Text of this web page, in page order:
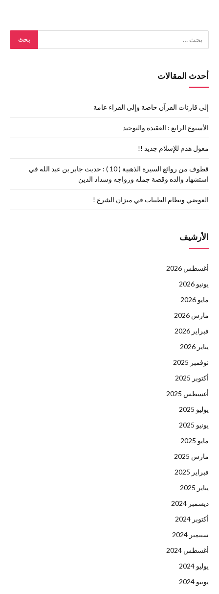
أحدث المقالات
إلى قارئات القرآن خاصة وإلى القراء عامة
الأسبوع الرابع : العقيدة والتوحيد
معول هدم للإسلام جديد !!
قطوف من روائع السيرة الذهبية ( 10 ) : حديث جابر بن عبد الله في
استشهاد والده وقصة جمله وزواجه وسداد الدين
العوضي ونظام الطيبات في ميزان الشرع !
الأرشيف
أغسطس 2026
يونيو 2026
مايو 2026
مارس 2026
فبراير 2026
يناير 2026
نوفمبر 2025
أكتوبر 2025
أغسطس 2025
يوليو 2025
يونيو 2025
مايو 2025
مارس 2025
فبراير 2025
يناير 2025
ديسمبر 2024
أكتوبر 2024
سبتمبر 2024
أغسطس 2024
يوليو 2024
يونيو 2024